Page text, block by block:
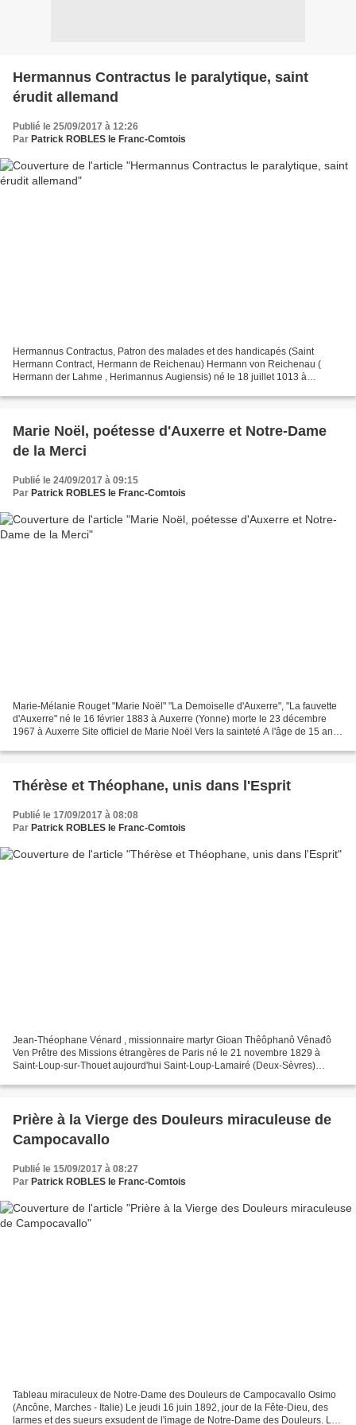
Hermannus Contractus le paralytique, saint
érudit allemand
Publié le 25/09/2017 à 12:26
Par Patrick ROBLES le Franc-Comtois
Hermannus Contractus, Patron des malades et des handicapés (Saint
Hermann Contract, Hermann de Reichenau) Hermann von Reichenau (
Hermann der Lahme , Herimannus Augiensis) né le 18 juillet 1013 à
Marie Noël, poétesse d'Auxerre et Notre-Dame
de la Merci
Publié le 24/09/2017 à 09:15
Par Patrick ROBLES le Franc-Comtois
Marie-Mélanie Rouget "Marie Noël" "La Demoiselle d'Auxerre", "La fauvette
d'Auxerre" né le 16 février 1883 à Auxerre (Yonne) morte le 23 décembre
1967 à Auxerre Site officiel de Marie Noël Vers la sainteté A l'âge de 15 ans,
Thérèse et Théophane, unis dans l'Esprit
Publié le 17/09/2017 à 08:08
Par Patrick ROBLES le Franc-Comtois
Jean-Théophane Vénard , missionnaire martyr Gioan Thêôphanô Vênađô
Ven Prêtre des Missions étrangères de Paris né le 21 novembre 1829 à
Saint-Loup-sur-Thouet aujourd'hui Saint-Loup-Lamairé (Deux-Sèvres)
Prière à la Vierge des Douleurs miraculeuse de
Campocavallo
Publié le 15/09/2017 à 08:27
Par Patrick ROBLES le Franc-Comtois
Tableau miraculeux de Notre-Dame des Douleurs de Campocavallo Osimo
(Ancône, Marches - Italie) Le jeudi 16 juin 1892, jour de la Fête-Dieu, des
larmes et des sueurs exsudent de l'image de Notre-Dame des Douleurs. Le